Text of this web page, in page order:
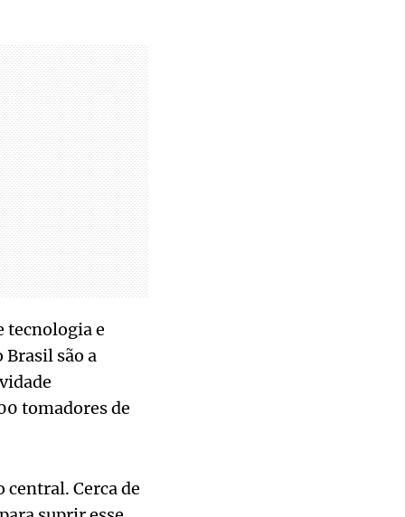
tecnologia e
são a
tomadores de
central. Cerca de